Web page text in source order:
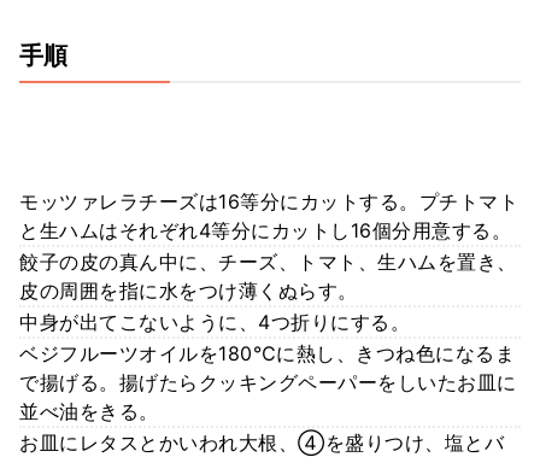
手順
モッツァレラチーズは16等分にカットする。プチトマト
と生ハムはそれぞれ4等分にカットし16個分用意する。
餃子の皮の真ん中に、チーズ、トマト、生ハムを置き、
皮の周囲を指に水をつけ薄くぬらす。
中身が出てこないように、4つ折りにする。
ベジフルーツオイルを180℃に熱し、きつね色になるま
で揚げる。揚げたらクッキングペーパーをしいたお皿に
並べ油をきる。
お皿にレタスとかいわれ大根、④を盛りつけ、塩とバ